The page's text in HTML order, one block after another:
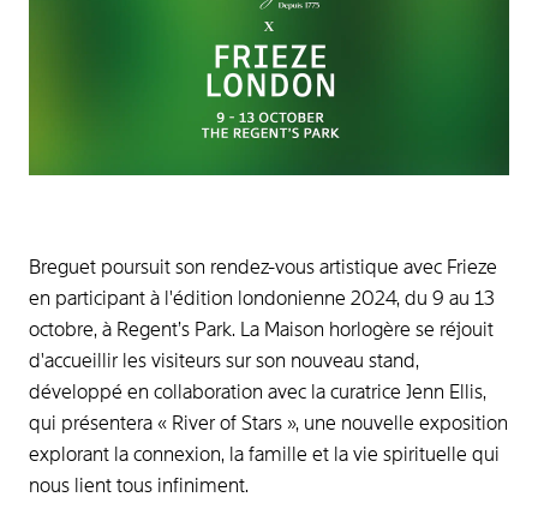
Breguet poursuit son rendez-vous artistique avec Frieze
en participant à l'édition londonienne 2024, du 9 au 13
octobre, à Regent’s Park. La Maison horlogère se réjouit
d'accueillir les visiteurs sur son nouveau stand,
développé en collaboration avec la curatrice Jenn Ellis,
qui présentera « River of Stars », une nouvelle exposition
explorant la connexion, la famille et la vie spirituelle qui
nous lient tous infiniment.